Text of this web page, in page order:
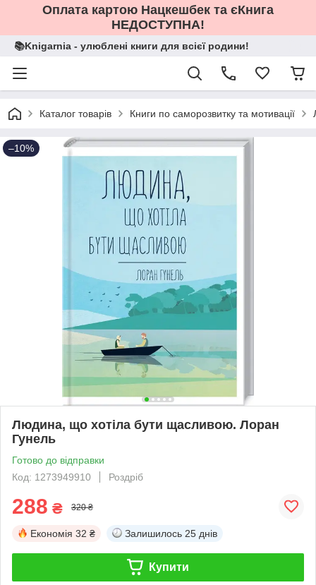
Оплата картою Нацкешбек та єКнига
НЕДОСТУПНА!
📚Knigarnia - улюблені книги для всієї родини!
Каталог товарів Книги по саморозвитку та мотивації
–10%
Людина, що хотіла бути щасливою. Лоран
Гунель
Готово до відправки
Код: 1273949910
Роздріб
288 ₴ 320 ₴
Економія 32 ₴ Залишилось 25 днів
Купити